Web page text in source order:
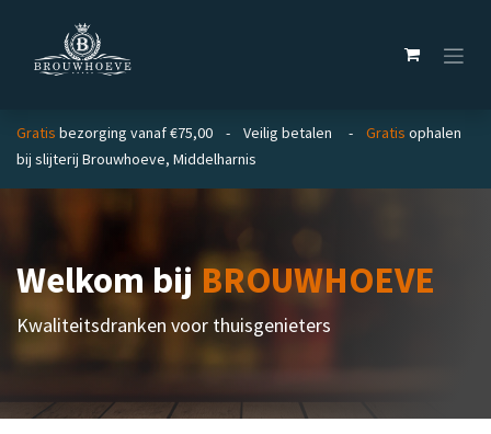
Gratis bezorging vanaf €75,00 - Veilig betalen - Gratis ophalen
bij slijterij Brouwhoeve, Middelharnis
Welkom bijBROUWHOEVE
Kwaliteitsdranken voor thuisgenieters